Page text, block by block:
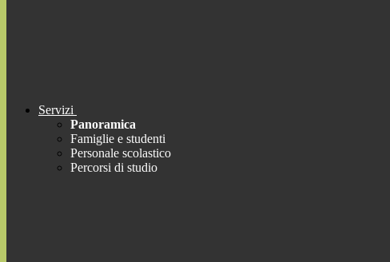
Servizi
Panoramica
Famiglie e studenti
Personale scolastico
Percorsi di studio